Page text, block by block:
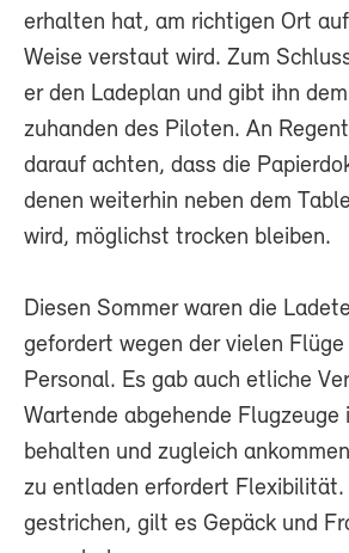
erhalten hat, am richtigen Ort
Weise verstaut wird. Zum
er den Ladeplan und gibt ihn
zuhanden des Piloten. An
darauf achten, dass die
denen weiterhin neben dem
wird, möglichst trocken bleiben.
Diesen Sommer waren die
gefordert wegen der vielen Flüge
Personal. Es gab auch etliche
Wartende abgehende Flugzeuge
behalten und zugleich
zu entladen erfordert Flexibilität.
gestrichen, gilt es Gepäck und